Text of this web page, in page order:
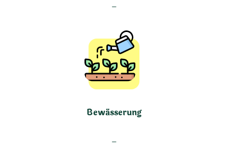
–
Bewässerung
–